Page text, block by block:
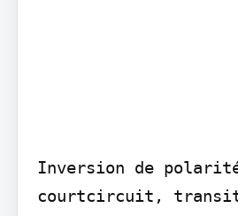
Inversion de
courtcircuit,